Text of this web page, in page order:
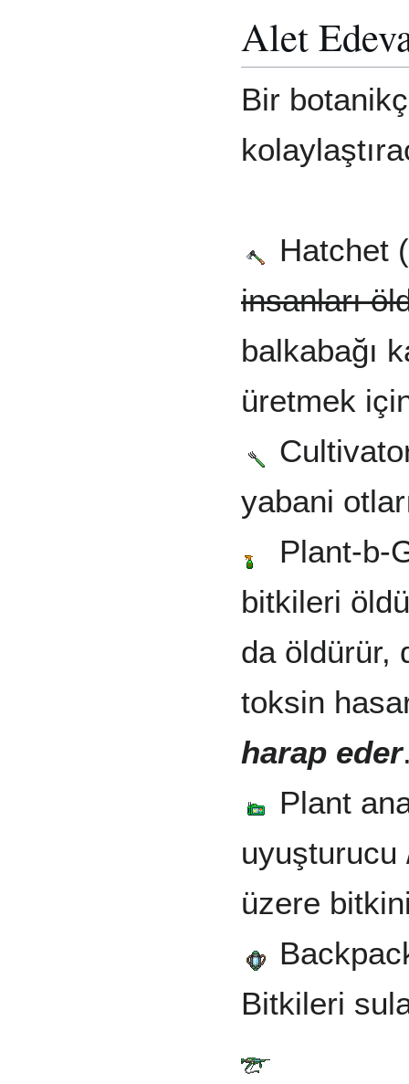
Alet
Bir
Hatchet
insanları
balkabağı
üretmek
yabani
Plant-b-
bitkileri
da öldürür,
toksin
harap eder
Plant
üzere
Bitkileri